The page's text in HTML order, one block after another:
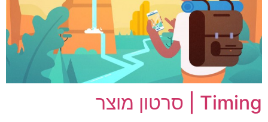
Timing | סרטון מוצר